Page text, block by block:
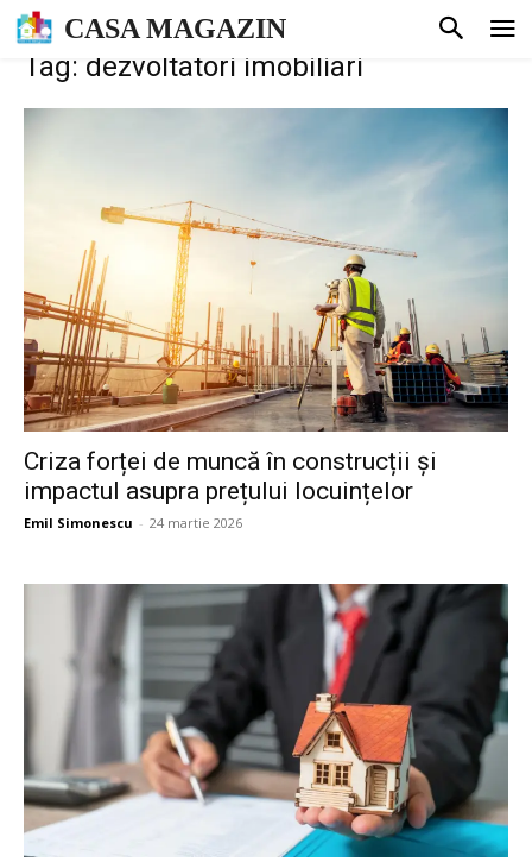
CASA MAGAZIN
Tag: dezvoltatori imobiliari
Criza forței de muncă în construcții și
impactul asupra prețului locuințelor
Emil Simonescu - 24 martie 2026